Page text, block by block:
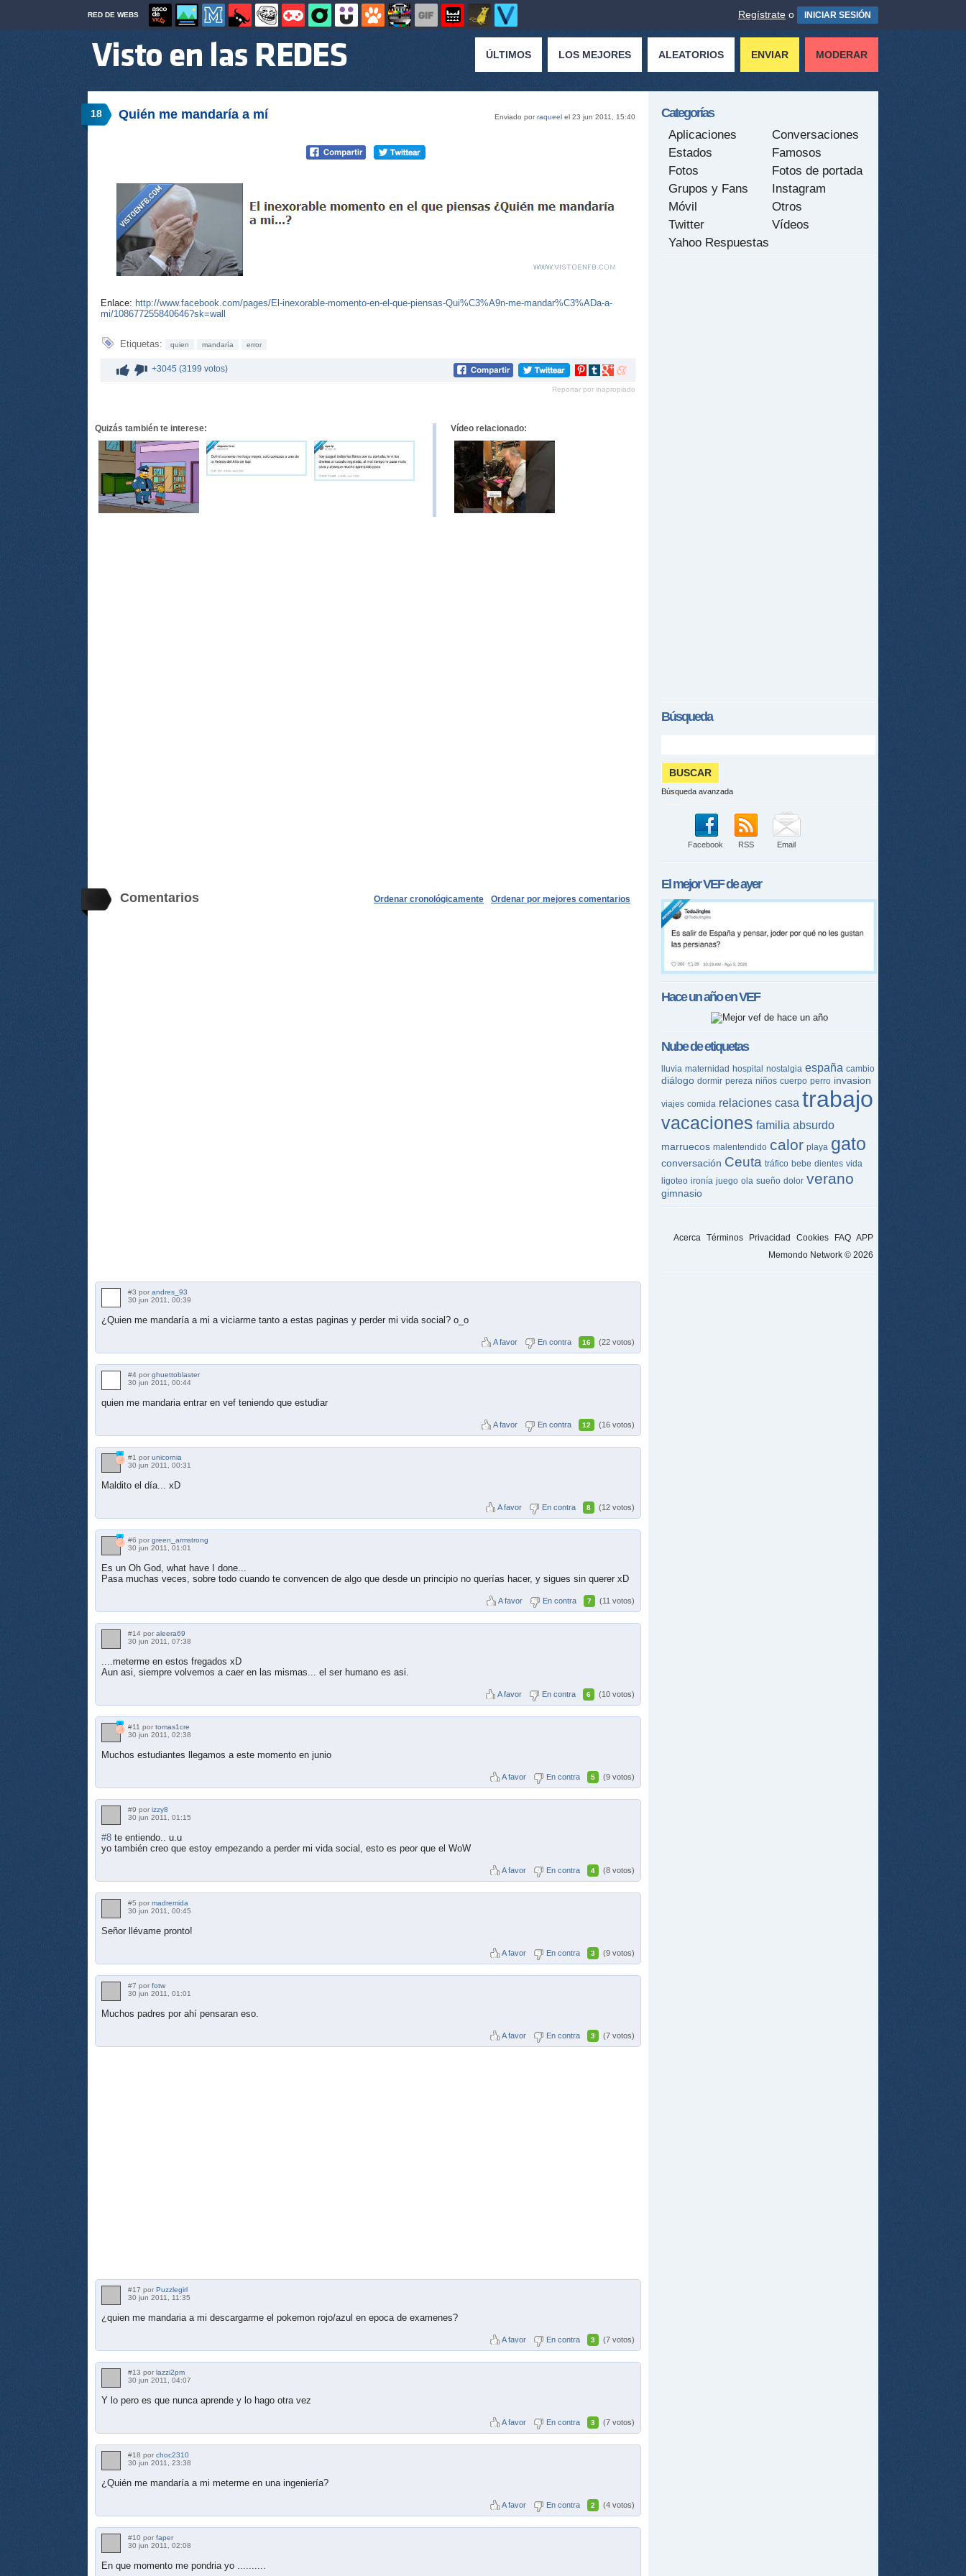
RED DE WEBS Regístrate o INICIAR SESIÓN
ÚLTIMOS LOS MEJORES ALEATORIOS ENVIAR MODERAR
18 Enviado porraqueel el 23 jun 2011, 15:40
Quién me mandaría a mí
Enlace: http://www.facebook.com/pages/El-inexorable-momento-en-el-que-piensas-Qui%C3%A9n-me-mandar%C3%ADa-a-
mi/108677255840646?sk=wall
Etiquetas: quien mandaría error
+3045 (3199 votos)
Compartir
Pinterest
Compartir
tumblr
Compartir
Google+
Compartir
meneame
Reportar por inapropiado
Quizás también te interese: Vídeo relacionado:
Comentarios Ordenar por mejores comentarios
Ordenar cronológicamente
#3 por andres_93
30 jun 2011, 00:39
¿Quien me mandaría a mi a viciarme tanto a estas paginas y perder mi vida social? o_o
A favor En contra 16 (22 votos)
#4 por ghuettoblaster
30 jun 2011, 00:44
quien me mandaria entrar en vef teniendo que estudiar
A favor En contra 12 (16 votos)
#1 por unicornia
30 jun 2011, 00:31
Maldito el día... xD
A favor En contra 8 (12 votos)
#6 por green_armstrong
30 jun 2011, 01:01
Es un Oh God, what have I done...
Pasa muchas veces, sobre todo cuando te convencen de algo que desde un principio no querías hacer, y sigues sin querer xD
A favor En contra 7 (11 votos)
#14 por aleera69
30 jun 2011, 07:38
....meterme en estos fregados xD
Aun asi, siempre volvemos a caer en las mismas... el ser humano es asi.
A favor En contra 6 (10 votos)
#11 por tomas1cre
30 jun 2011, 02:38
Muchos estudiantes llegamos a este momento en junio
A favor En contra 5 (9 votos)
#9 por izzy8
30 jun 2011, 01:15
#8 te entiendo.. u.u
yo también creo que estoy empezando a perder mi vida social, esto es peor que el WoW
A favor En contra 4 (8 votos)
#5 por madremida
30 jun 2011, 00:45
Señor llévame pronto!
A favor En contra 3 (9 votos)
#7 por fotw
30 jun 2011, 01:01
Muchos padres por ahí pensaran eso.
A favor En contra 3 (7 votos)
#17 por Puzzlegirl
30 jun 2011, 11:35
¿quien me mandaria a mi descargarme el pokemon rojo/azul en epoca de examenes?
A favor En contra 3 (7 votos)
#13 por lazzi2pm
30 jun 2011, 04:07
Y lo pero es que nunca aprende y lo hago otra vez
A favor En contra 3 (7 votos)
#18 por choc2310
30 jun 2011, 23:38
¿Quién me mandaría a mi meterme en una ingeniería?
A favor En contra 2 (4 votos)
#10 por faper
30 jun 2011, 02:08
En que momento me pondria yo ..........
Categorías
Aplicaciones
Conversaciones
Estados
Famosos
Fotos
Fotos de portada
Grupos y Fans
Instagram
Móvil
Otros
Twitter
Vídeos
Yahoo Respuestas
Búsqueda
Búsqueda avanzada
Facebook RSS Email
El mejorVEFde ayer
Hace un año enVEF
Nube de etiquetas
lluvia maternidad hospital nostalgia españa cambio
diálogo dormir pereza niños cuerpo perro invasion
viajes comida relaciones casa trabajo
vacaciones familia absurdo
marruecos malentendido calor playa gato
conversación Ceuta tráfico bebe dientes vida
ligoteo ironía juego ola sueño dolor verano
gimnasio
Acerca Términos Privacidad Cookies FAQ APP
Memondo Network © 2026